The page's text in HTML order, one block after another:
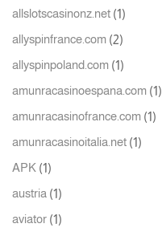
allslotscasinonz.net (1)
allyspinfrance.com (2)
allyspinpoland.com (1)
amunracasinoespana.com (1)
amunracasinofrance.com (1)
amunracasinoitalia.net (1)
APK (1)
austria (1)
aviator (1)